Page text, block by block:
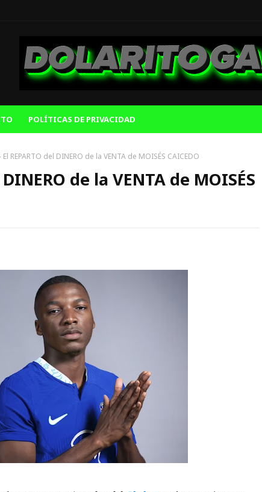
POLÍTICAS DE PRIVACIDAD
El REPARTO del DINERO de la VENTA de MOISÉS CAICEDO
de la VENTA de MOISÉS